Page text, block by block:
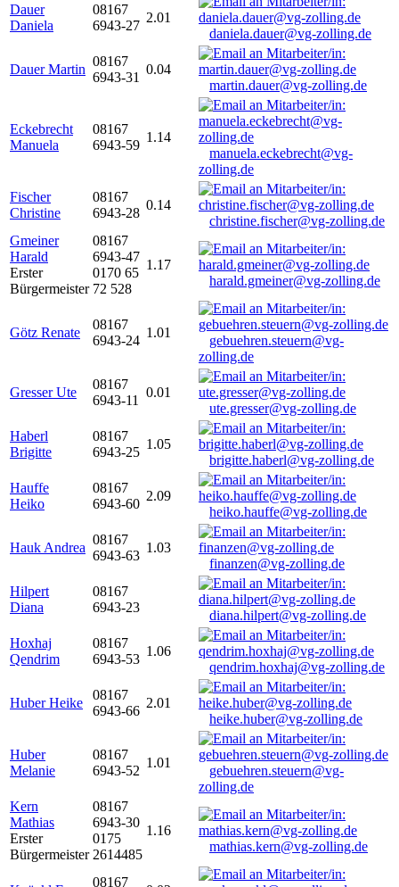
Dauer
Daniela
08167
6943-27
2.01
daniela.dauer@vg-zolling.de
Dauer Martin
08167
6943-31
0.04
martin.dauer@vg-zolling.de
Eckebrecht
Manuela
08167
6943-59
1.14
manuela.eckebrecht@vg-
zolling.de
Fischer
Christine
08167
6943-28
0.14
christine.fischer@vg-zolling.de
Gmeiner
Harald
Erster
Bürgermeister
08167
6943-47
0170 65
72 528
1.17
harald.gmeiner@vg-zolling.de
Götz Renate
08167
6943-24
1.01
gebuehren.steuern@vg-
zolling.de
Gresser Ute
08167
6943-11
0.01
ute.gresser@vg-zolling.de
Haberl
Brigitte
08167
6943-25
1.05
brigitte.haberl@vg-zolling.de
Hauffe
Heiko
08167
6943-60
2.09
heiko.hauffe@vg-zolling.de
Hauk Andrea
08167
6943-63
1.03
finanzen@vg-zolling.de
Hilpert
Diana
08167
6943-23
diana.hilpert@vg-zolling.de
Hoxhaj
Qendrim
08167
6943-53
1.06
qendrim.hoxhaj@vg-zolling.de
Huber Heike
08167
6943-66
2.01
heike.huber@vg-zolling.de
Huber
Melanie
08167
6943-52
1.01
gebuehren.steuern@vg-
zolling.de
Kern
Mathias
Erster
Bürgermeister
08167
6943-30
0175
2614485
1.16
mathias.kern@vg-zolling.de
08167